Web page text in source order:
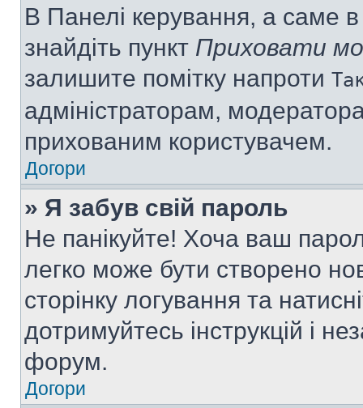
В Панелі керування, а саме
знайдіть пункт Приховати
залишите помітку напроти
адміністраторам,
прихованим користувачем.
Догори
» Я забув свій пароль
Не панікуйте! Хоча ваш
легко може бути створено
сторінку логування та
дотримуйтесь інструкцій і
форум.
Догори